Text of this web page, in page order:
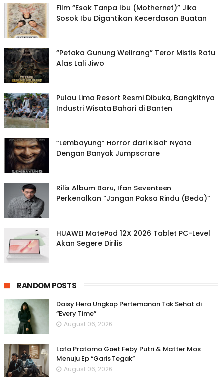
Film “Esok Tanpa Ibu (Mothernet)” Jika
Sosok Ibu Digantikan Kecerdasan Buatan
“Petaka Gunung Welirang” Teror Mistis Ratu
Alas Lali Jiwo
Pulau Lima Resort Resmi Dibuka, Bangkitnya
Industri Wisata Bahari di Banten
“Lembayung” Horror dari Kisah Nyata
Dengan Banyak Jumpscrare
Rilis Album Baru, Ifan Seventeen
Perkenalkan “Jangan Paksa Rindu (Beda)”
HUAWEI MatePad 12X 2026 Tablet PC-Level
Akan Segere Dirilis
RANDOM POSTS
Daisy Hera Ungkap Pertemanan Tak Sehat di
“Every Time”
August 06, 2026
Lafa Pratomo Gaet Feby Putri & Matter Mos
Menuju Ep “Garis Tegak”
August 06, 2026